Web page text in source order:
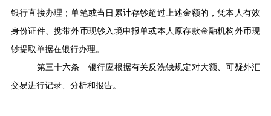
银行直接办理；单笔或当日累计存钞超过上述金额的，凭本人有效
身份证件、携带外币现钞入境申报单或本人原存款金融机构外币现
钞提取单据在银行办理。
第三十六条
银行应根据有关反洗钱规定对大额、可疑外汇
交易进行记录、分析和报告。